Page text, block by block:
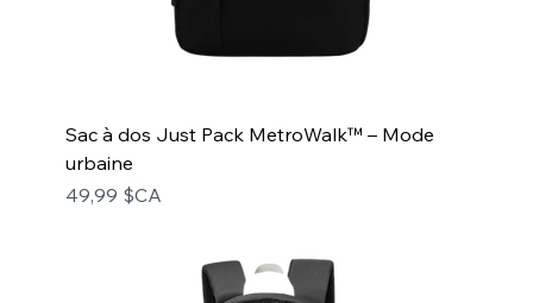
Sac à dos Just Pack MetroWalk™ – Mode
urbaine
Prix
49,99 $CA